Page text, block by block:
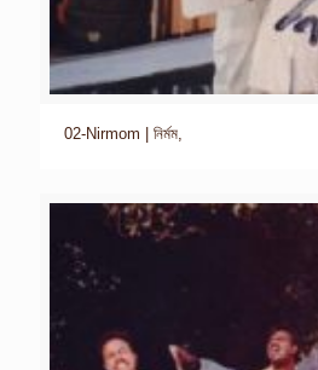
02-Nirmom | নির্মম,